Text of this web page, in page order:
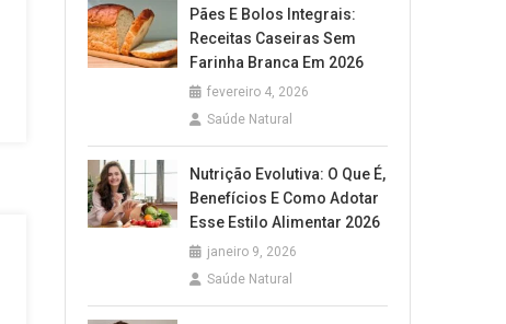
Pães E Bolos Integrais:
Receitas Caseiras Sem
Farinha Branca Em 2026
fevereiro 4, 2026
Saúde Natural
Nutrição Evolutiva: O Que É,
Benefícios E Como Adotar
Esse Estilo Alimentar 2026
janeiro 9, 2026
Saúde Natural